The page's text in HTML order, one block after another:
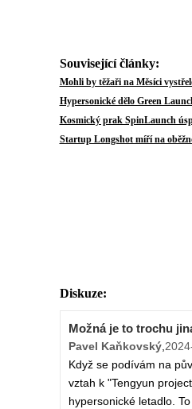
Související články:
Mohli by těžaři na Měsíci
Hypersonické dělo Green
Kosmický prak SpinLaunch
Startup Longshot míří na
Diskuze:
Možná je to trochu
Pavel Kaňkovský,
Když se podívám na
vztah k "Tengyun
hypersonické letadlo.